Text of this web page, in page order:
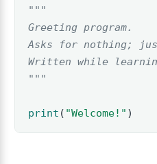
"""
Greeting program.
Asks for nothing;
Written while
"""
print ( "Welcome!" )